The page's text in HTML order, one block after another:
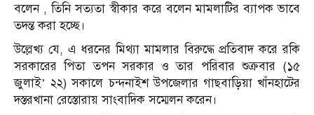
বলেন , তিনি সত্যতা স্বীকার করে বলেন মামলাটির ব্যাপক ভাবে
তদন্ত করা হচ্ছে।
উল্লেখ্য যে, এ ধরনের মিথ্যা মামলার বিরুদ্ধে প্রতিবাদ করে রকি
সরকারের পিতা তপন সরকার ও তার পরিবার শুক্রবার (১৫
জুলাই’ ২২) সকালে চন্দনাইশ উপজেলার গাছবাড়িয়া খাঁনহাটের
দস্তরখানা রেস্তোরায় সাংবাদিক সম্মেলন করেন।